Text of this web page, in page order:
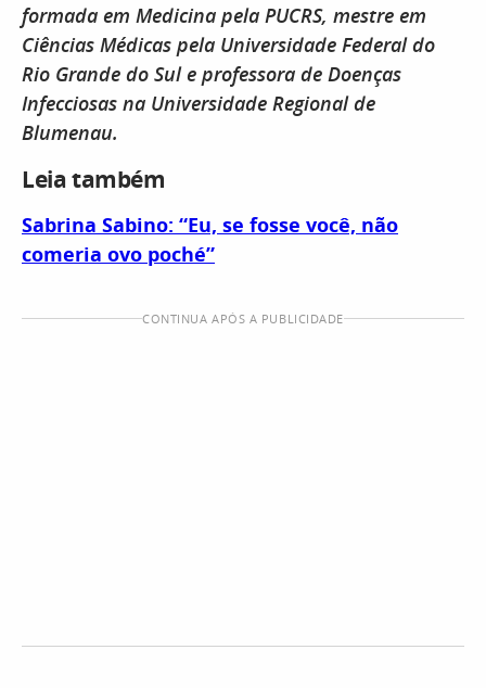
formada em Medicina pela PUCRS, mestre em
Ciências Médicas pela Universidade Federal do
Rio Grande do Sul e professora de Doenças
Infecciosas na Universidade Regional de
Blumenau.
Leia também
Sabrina Sabino: “Eu, se fosse você, não
comeria ovo poché”
CONTINUA APÓS A PUBLICIDADE